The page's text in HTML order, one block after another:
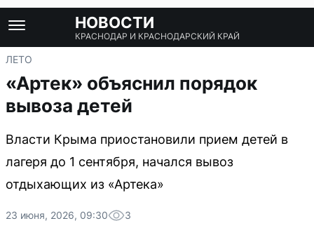
НОВОСТИ
КРАСНОДАР И КРАСНОДАРСКИЙ КРАЙ
ЛЕТО
«Артек» объяснил порядок
вывоза детей
Власти Крыма приостановили прием детей в
лагеря до 1 сентября, начался вывоз
отдыхающих из «Артека»
23 июня, 2026, 09:30 3